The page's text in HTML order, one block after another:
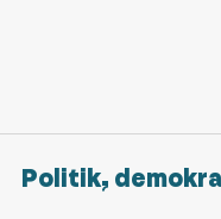
Politik,